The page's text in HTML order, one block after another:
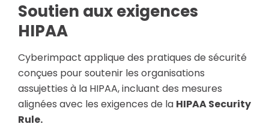
Soutien aux exigences
HIPAA
Cyberimpact applique des pratiques de sécurité
conçues pour soutenir les organisations
assujetties à la HIPAA, incluant des mesures
alignées avec les exigences de la HIPAA Security
Rule.